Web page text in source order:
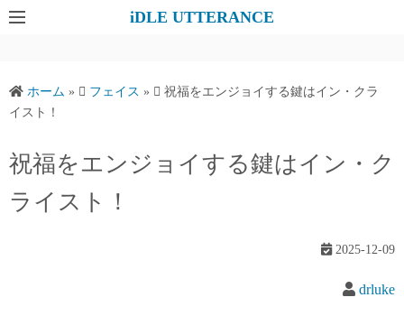
コ
ス
ッ
iDLE UTTERANCE
ホーム » フェイス »
祝福をエンジョイする鍵はイン・クラ
イスト！
祝福をエンジョイする鍵はイン・ク
ライスト！
2025-12-09
drluke